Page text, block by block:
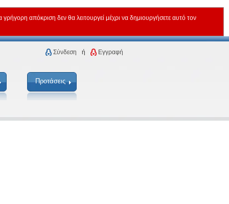
απόκριση δεν θα λειτουργεί μέχρι να δημιουργήσετε αυτό τον
Σύνδεση ή Εγγραφή
Προτάσεις